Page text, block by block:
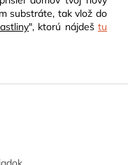
substráte, tak vlož do
", ktorú nájdeštu